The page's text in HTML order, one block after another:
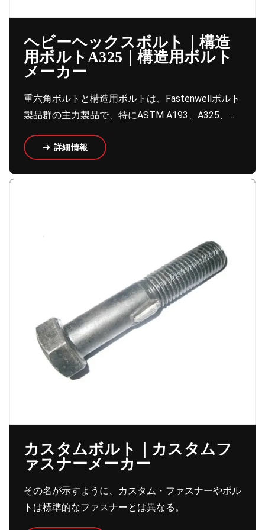
ヘビーヘックスボルト｜構造
用ボルトA325｜構造用ボルト
メーカー
重六角ボルトと構造用ボルトは、Fastenwellボルト
製品群の主力製品で、特にASTM A193、A325、...
詳細情報
カスタムボルト｜カスタムフ
ァスナーメーカー
その名が示すように、カスタム・ファスナーやボル
トは標準的なファスナーとは異なる。